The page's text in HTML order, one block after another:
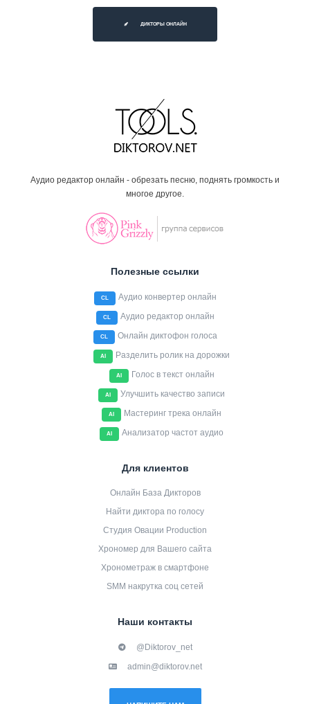
ДИКТОРЫ ОНЛАЙН
Аудио редактор онлайн - обрезать песню, поднять громкость и
многое другое.
Полезные ссылки
CL Аудио конвертер онлайн
CL Аудио редактор онлайн
CL Онлайн диктофон голоса
AI Разделить ролик на дорожки
AI Голос в текст онлайн
AI Улучшить качество записи
AI Мастеринг трека онлайн
AI Анализатор частот аудио
Для клиентов
Онлайн База Дикторов
Найти диктора по голосу
Студия Овации Production
Хрономер для Вашего сайта
Хронометраж в смартфоне
SMM накрутка соц сетей
Наши контакты
@Diktorov_net
admin@diktorov.net